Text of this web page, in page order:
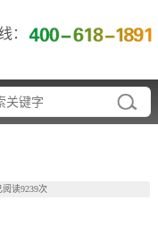
：
读9239次